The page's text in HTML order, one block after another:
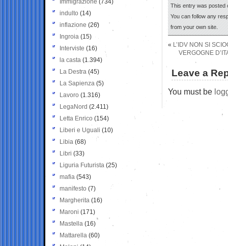
This entry was posted
You can follow any
from your own site.
« L’IDV NON SI
VERGOGNE
Leave a
You must be
Immigrazione (734)
indulto (14)
inflazione (26)
Ingroia (15)
Interviste (16)
la casta (1.394)
La Destra (45)
La Sapienza (5)
Lavoro (1.316)
LegaNord (2.411)
Letta Enrico (154)
Liberi e Uguali (10)
Libia (68)
Libri (33)
Liguria Futurista (25)
mafia (543)
manifesto (7)
Margherita (16)
Maroni (171)
Mastella (16)
Mattarella (60)